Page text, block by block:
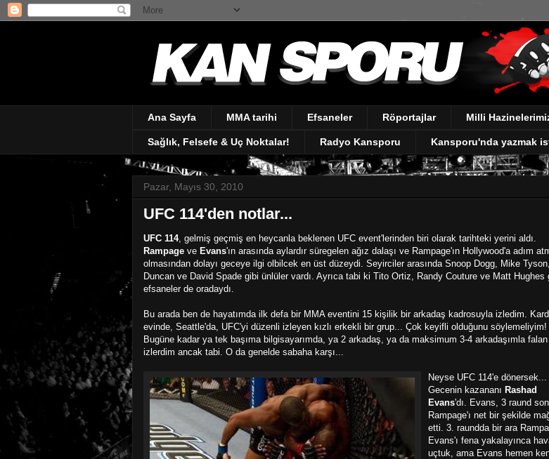
Ana Sayfa MMA tarihi Efsaneler Röportajlar Milli
Sağlık, Felsefe & Uç Noktalar! Radyo Kansporu Kansporu'nda yazmak
Pazar, Mayıs 30, 2010
UFC 114'den notlar...
UFC 114, gelmiş geçmiş en heycanla beklenen UFC event'lerinden biri olarak tarihteki yerini aldı.
Rampage ve Evans'ın arasında aylardır süregelen ağız dalaşı ve Rampage'ın Hollywood'a adım
olmasından dolayı geceye ilgi olbilcek en üst düzeydi. Seyirciler arasında Snoop Dogg, Mike
Duncan ve David Spade gibi ünlüler vardı. Ayrıca tabi ki Tito Ortiz, Randy Couture ve Matt Hughes
efsaneler de oradaydı.
Bu arada ben de hayatımda ilk defa bir MMA eventini 15 kişilik bir arkadaş kadrosuyla izledim.
evinde, Seattle'da, UFC'yi düzenli izleyen kızlı erkekli bir grup... Çok keyifli olduğunu söylemeliyim!
Bugüne kadar ya tek başıma bilgisayarımda, ya 2 arkadaş, ya da maksimum 3-4 arkadaşımla falan
izlerdim ancak tabi. O da genelde sabaha karşı...
Neyse UFC 114'e dönersek...
Gecenin kazananı Rashad
Evans'dı. Evans, 3 raund
Rampage'ı net bir şekilde
etti. 3. raundda bir ara
Evans'ı fena yakalayınca
uçtuk, ama Evans hemen